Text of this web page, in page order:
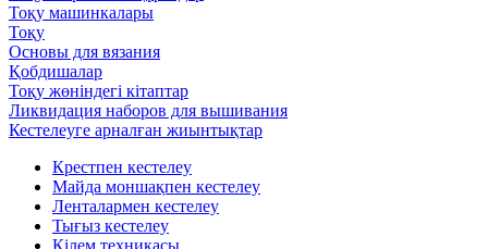
Тоқу машинкалары
Тоқу
Основы для вязания
Қобдишалар
Тоқу жөніндегі кітаптар
Ликвидация наборов для вышивания
Кестелеуге арналған жиынтықтар
Крестпен кестелеу
Майда моншақпен кестелеу
Ленталармен кестелеу
Тығыз кестелеу
Кілем техникасы